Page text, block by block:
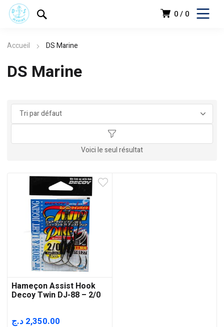
0 0
Accueil DS Marine
DS Marine
Voici le seul résultat
Hameçon Assist Hook
Decoy Twin DJ-88 – 2/0
2,350.00 د.ج